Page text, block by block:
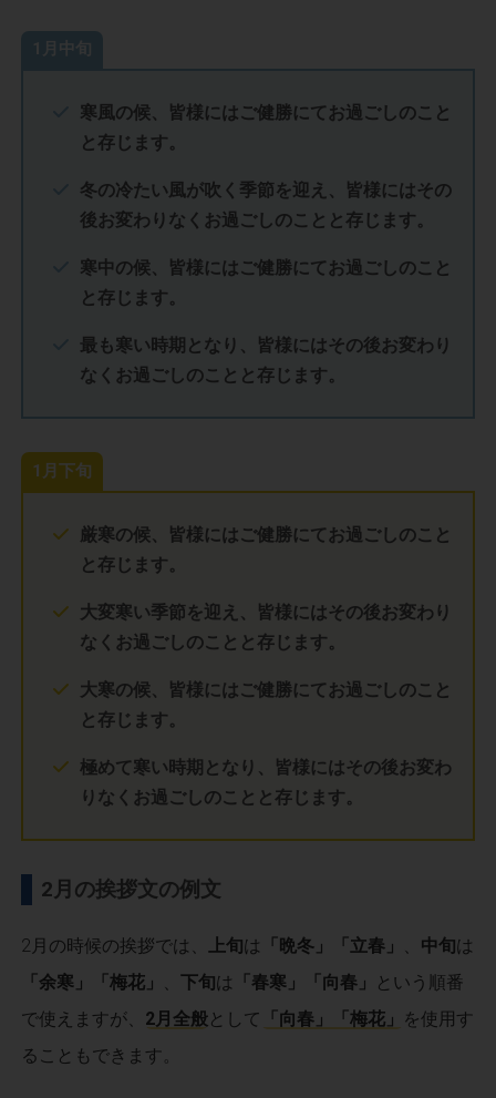
1月中旬
寒風の候、皆様にはご健勝にてお過ごしのこと
と存じます。
冬の冷たい風が吹く季節を迎え、皆様にはその
後お変わりなくお過ごしのことと存じます。
寒中の候、皆様にはご健勝にてお過ごしのこと
と存じます。
最も寒い時期となり、皆様にはその後お変わり
なくお過ごしのことと存じます。
1月下旬
厳寒の候、皆様にはご健勝にてお過ごしのこと
と存じます。
大変寒い季節を迎え、皆様にはその後お変わり
なくお過ごしのことと存じます。
大寒の候、皆様にはご健勝にてお過ごしのこと
と存じます。
極めて寒い時期となり、皆様にはその後お変わ
りなくお過ごしのことと存じます。
2月の挨拶文の例文
2月の時候の挨拶では、 上旬は 「晩冬」「立春」 中旬は
「余寒」「梅花」
、下旬は 「春寒」「向春」
という順番
で使えますが、 2月全般として 「向春」「梅花」 を使用す
ることもできます。